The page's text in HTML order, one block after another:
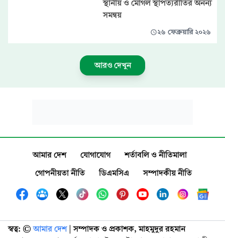
স্থানীয় ও মোগল স্থাপত্যরীতির অনন্য
সমন্বয়
২৬ ফেব্রুয়ারি ২০২৬
আরও দেখুন
আমার দেশ যোগাযোগ
শর্তাবলি ও নীতিমালা
গোপনীয়তা নীতি
ডিএমসিএ সম্পাদকীয় নীতি
স্বত্ব: ©️ আমার দেশ| সম্পাদক ও প্রকাশক, মাহমুদুর রহমান